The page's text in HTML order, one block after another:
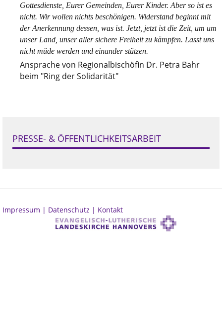
Gottesdienste, Eurer Gemeinden, Eurer Kinder. Aber so ist es
nicht. Wir wollen nichts beschönigen. Widerstand beginnt mit
der Anerkennung dessen, was ist. Jetzt, jetzt ist die Zeit, um um
unser Land, unser aller sichere Freiheit zu kämpfen. Lasst uns
nicht müde werden und einander stützen.
Ansprache von Regionalbischöfin Dr. Petra Bahr
beim "Ring der Solidarität"
PRESSE- & ÖFFENTLICHKEITSARBEIT
Impressum | Datenschutz | Kontakt